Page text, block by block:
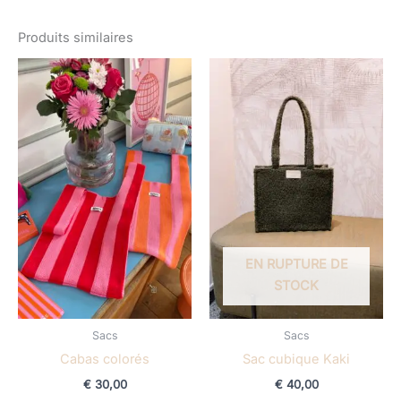
Produits similaires
Sacs
Cabas colorés
€30,00
EN RUPTURE DE
STOCK
Sacs
Sac cubique Kaki
€40,00